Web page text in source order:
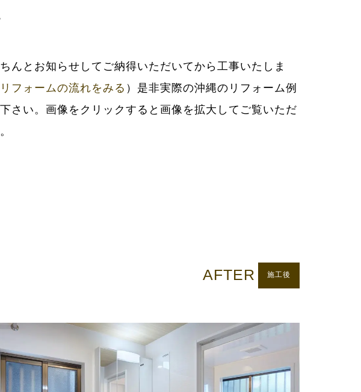
リフォームの流れをみる ）是非実際の沖縄のリフォーム例
さい。画像をクリックすると画像を拡大してご覧いただ
施工後
AFTER